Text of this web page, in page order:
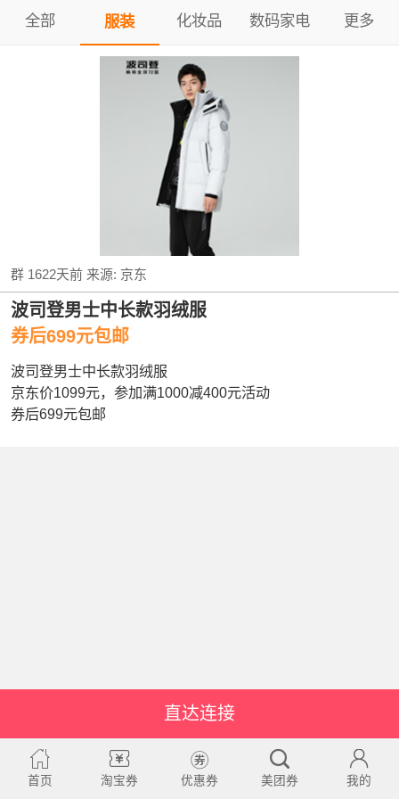
全部 服装 化妆品 数码家电 更多
群 1622天前来源: 京东
波司登男士中长款羽绒服
券后699元包邮
波司登男士中长款羽绒服
京东价1099元，参加满1000减400元活动
券后699元包邮
直达连接
首页 淘宝券 优惠券 美团券 我的